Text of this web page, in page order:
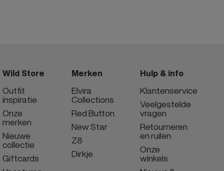
Wild Store
Outfit
inspiratie
Onze
merken
Nieuwe
collectie
Giftcards
Merken
Elvira
Collections
Red Button
New Star
Z8
Dirkje
Hulp & info
Klantenservice
Veelgestelde
vragen
Retourneren
en ruilen
Onze
winkels